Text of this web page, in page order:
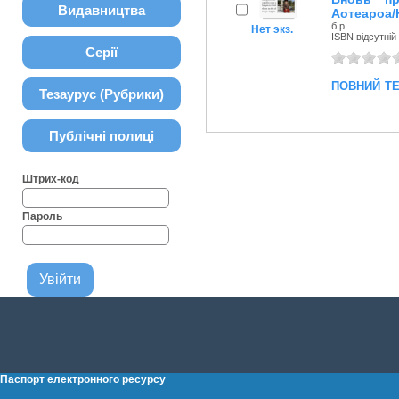
Видавництва
Серії
Тезаурус (Рубрики)
Публічні полиці
Штрих-код
Пароль
Нет экз.
б.р.
ISBN відсутній
повний
Паспорт електронного ресурсу